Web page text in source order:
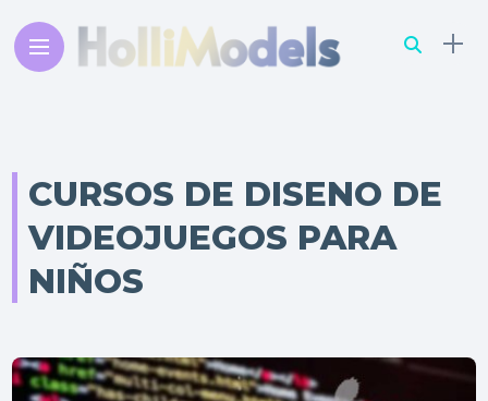
CURSOS DE DISENO DE
VIDEOJUEGOS PARA
NIÑOS